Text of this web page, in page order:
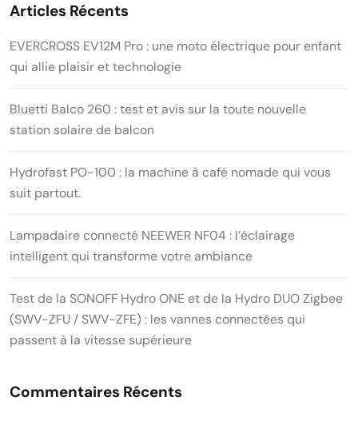
Articles Récents
EVERCROSS EV12M Pro : une moto électrique pour enfant
qui allie plaisir et technologie
Bluetti Balco 260 : test et avis sur la toute nouvelle
station solaire de balcon
Hydrofast PO-100 : la machine à café nomade qui vous
suit partout.
Lampadaire connecté NEEWER NF04 : l’éclairage
intelligent qui transforme votre ambiance
Test de la SONOFF Hydro ONE et de la Hydro DUO Zigbee
(SWV-ZFU / SWV-ZFE) : les vannes connectées qui
passent à la vitesse supérieure
Commentaires Récents